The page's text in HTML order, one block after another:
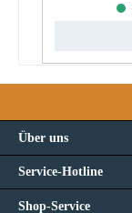
Über uns
Service-Hotline
Shop-Service